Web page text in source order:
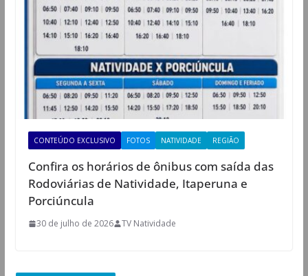
CONTEÚDO EXCLUSIVO FOTOS NATIVIDADE REGIÃO
Confira os horários de ônibus com saída das
Rodoviárias de Natividade, Itaperuna e
Porciúncula
30 de julho de 2026 TV Natividade